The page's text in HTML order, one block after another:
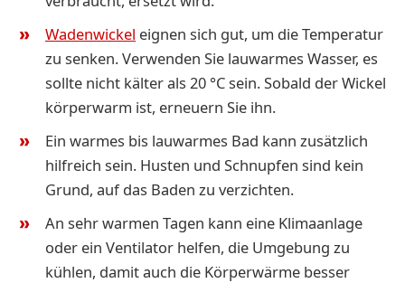
Wadenwickel eignen sich gut, um die Temperatur
zu senken. Verwenden Sie lauwarmes Wasser, es
sollte nicht kälter als 20 °C sein. Sobald der Wickel
körperwarm ist, erneuern Sie ihn.
Ein warmes bis lauwarmes Bad kann zusätzlich
hilfreich sein. Husten und Schnupfen sind kein
Grund, auf das Baden zu verzichten.
An sehr warmen Tagen kann eine Klimaanlage
oder ein Ventilator helfen, die Umgebung zu
kühlen, damit auch die Körperwärme besser